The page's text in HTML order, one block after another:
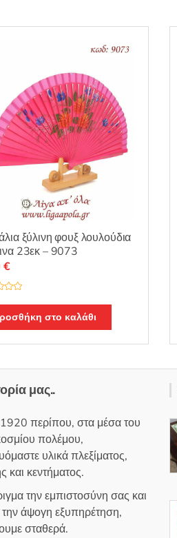
ξύλινη φουξ λουλούδια
23εκ – 9073
€
στο καλάθι
μας..
περίπου, στα μέσα του
πολέμου,
υλικά πλεξίματος,
και κεντήματος.
την εμπιστοσύνη σας και
την άψογη εξυπηρέτηση,
σταθερά.